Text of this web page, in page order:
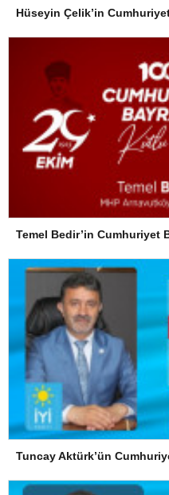
Hüseyin Çelik’in
Temel Bedir’in Cumhuriyet
Tuncay Aktürk’ün